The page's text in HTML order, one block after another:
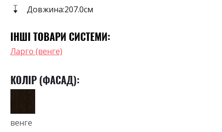
Довжина:207.0см
ІНШІ ТОВАРИ СИСТЕМИ:
Ларго (венге)
КОЛІР (ФАСАД):
венге